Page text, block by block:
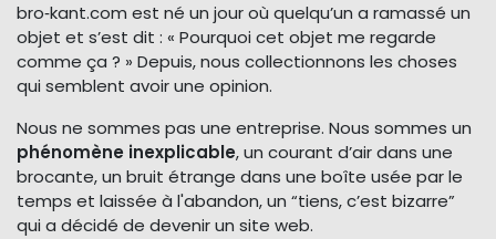
bro‑kant.com est né un jour où quelqu’un a ramassé un
objet et s’est dit : « Pourquoi cet objet me regarde
comme ça ? » Depuis, nous collectionnons les choses
qui semblent avoir une opinion.
Nous ne sommes pas une entreprise. Nous sommes un
phénomène inexplicable, un courant d’air dans une
brocante, un bruit étrange dans une boîte usée par le
temps et laissée à l'abandon, un “tiens, c’est bizarre”
qui a décidé de devenir un site web.